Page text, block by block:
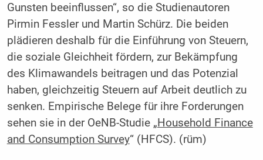
Gunsten beeinflussen“, so die Studienautoren
Pirmin Fessler und Martin Schürz. Die beiden
plädieren deshalb für die Einführung von Steuern,
die soziale Gleichheit fördern, zur Bekämpfung
des Klimawandels beitragen und das Potenzial
haben, gleichzeitig Steuern auf Arbeit deutlich zu
senken. Empirische Belege für ihre Forderungen
sehen sie in der OeNB-Studie „Household Finance
and Consumption Survey“ (HFCS). (rüm)